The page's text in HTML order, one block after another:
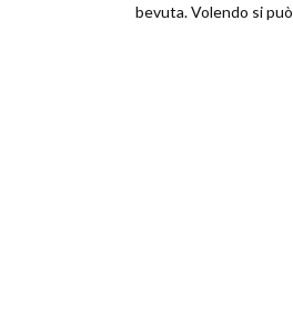
bevuta. Volendo si può